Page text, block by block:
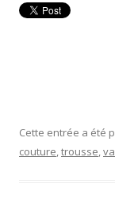
Cette entrée a été
couture,trousse,